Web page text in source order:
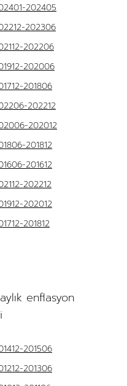
202405
202306
202206
202006
201806
202212
202012
201812
201612
202212
202012
201812
enflasyon
201506
201306